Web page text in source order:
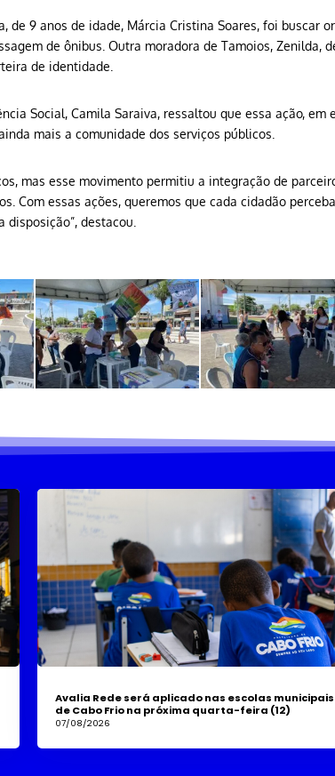
de 9 anos de idade, Márcia Cristina Soares, foi buscar
de ônibus. Outra moradora de Tamoios, Zenilda,
de identidade.
Social, Camila Saraiva, ressaltou que essa ação, em
mais a comunidade dos serviços públicos.
mas esse movimento permitiu a integração de
Com essas ações, queremos que cada cidadão
destacou.
Avalia Rede será aplicado nas escolas municipais
de Cabo Frio na próxima quarta-feira (12)
07/08/2026